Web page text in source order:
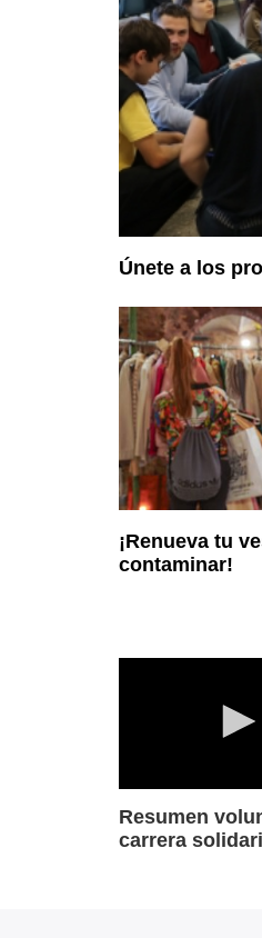
Únete a los
¡Renueva tu
contaminar!
seconds
of
0
Resumen
carrera